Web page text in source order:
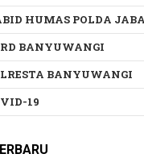
HUMAS POLDA
BANYUWANGI
BANYUWANGI
19